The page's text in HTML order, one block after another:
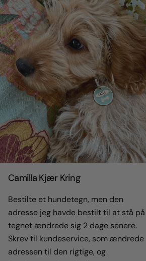
Camilla Kjær Kring
Bestilte et hundetegn, men den
adresse jeg havde bestilt til at stå på
tegnet ændrede sig 2 dage senere.
Skrev til kundeservice, som ændrede
adressen til den rigtige, og